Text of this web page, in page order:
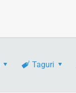
Taguri